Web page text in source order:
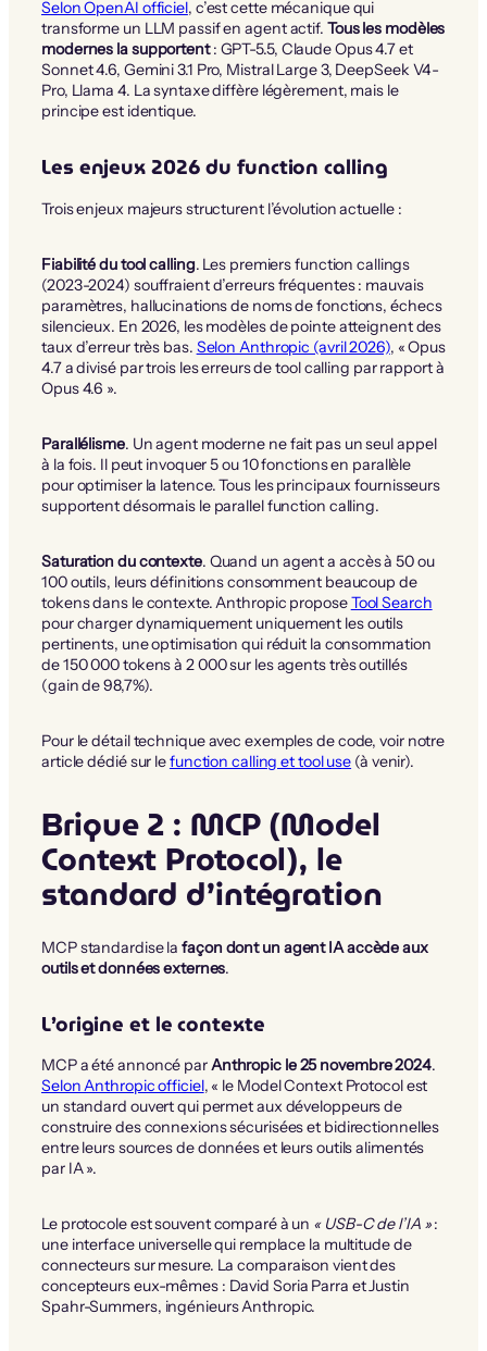
Selon OpenAI officiel, c’est cette mécanique qui
transforme un LLM passif en agent actif. Tous les modèles
modernes la supportent: GPT-5.5, Claude Opus 4.7 et
Sonnet 4.6, Gemini 3.1 Pro, Mistral Large 3, DeepSeek V4-
Pro, Llama 4. La syntaxe diffère légèrement, mais le
principe est identique.
Les enjeux 2026 du function calling
Trois enjeux majeurs structurent l’évolution actuelle :
Fiabilité du tool calling. Les premiers function callings
(2023-2024) souffraient d’erreurs fréquentes : mauvais
paramètres, hallucinations de noms de fonctions, échecs
silencieux. En 2026, les modèles de pointe atteignent des
taux d’erreur très bas. Selon Anthropic (avril 2026), « Opus
4.7 a divisé par trois les erreurs de tool calling par rapport à
Opus 4.6 ».
Parallélisme. Un agent moderne ne fait pas un seul appel
à la fois. Il peut invoquer 5 ou 10 fonctions en parallèle
pour optimiser la latence. Tous les principaux fournisseurs
supportent désormais le parallel function calling.
Saturation du contexte. Quand un agent a accès à 50 ou
100 outils, leurs définitions consomment beaucoup de
tokens dans le contexte. Anthropic proposeTool Search
pour charger dynamiquement uniquement les outils
pertinents, une optimisation qui réduit la consommation
de 150 000 tokens à 2 000 sur les agents très outillés
(gain de 98,7%).
Pour le détail technique avec exemples de code, voir notre
article dédié sur lefunction calling et tool use (à venir).
Brique 2 : MCP (Model
Context Protocol), le
standard d’intégration
MCP standardise lafaçon dont un agent IA accède aux
outils et données externes.
L’origine et le contexte
MCP a été annoncé parAnthropic le 25 novembre 2024.
Selon Anthropic officiel, « le Model Context Protocol est
un standard ouvert qui permet aux développeurs de
construire des connexions sécurisées et bidirectionnelles
entre leurs sources de données et leurs outils alimentés
par IA ».
Le protocole est souvent comparé à un « USB-C de l’IA »:
une interface universelle qui remplace la multitude de
connecteurs sur mesure. La comparaison vient des
concepteurs eux-mêmes : David Soria Parra et Justin
Spahr-Summers, ingénieurs Anthropic.